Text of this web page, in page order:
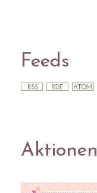
Feeds
Aktionen